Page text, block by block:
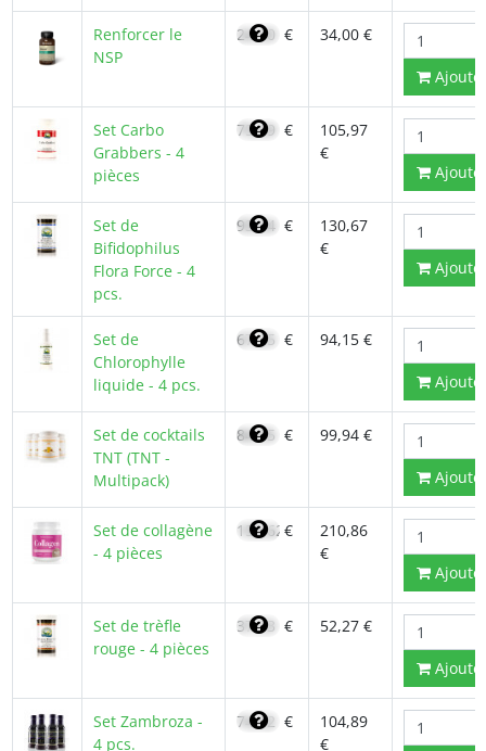
Renforcer le
NSP
24,30 € 34,00 €
Set Carbo
Grabbers - 4
pièces
75,69 €
105,97
€
Set de
Bifidophilus
Flora Force - 4
pcs.
93,34 €
130,67
€
Set de
Chlorophylle
liquide - 4 pcs.
67,25 € 94,15 €
Set de cocktails
TNT (TNT -
Multipack)
84,95 € 99,94 €
Set de collagène
- 4 pièces
150,62 €
210,86
€
Set de trèfle
rouge - 4 pièces
37,33 € 52,27 €
Set Zambroza -
4 pcs.
74,92 €
104,89
€